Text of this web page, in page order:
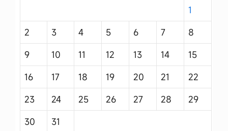
1
2
3 4 5 6 7
8
9
10 11 12 13 14
15
16
17 18 19 20 21
22
23
24 25 26 27 28
29
30
31